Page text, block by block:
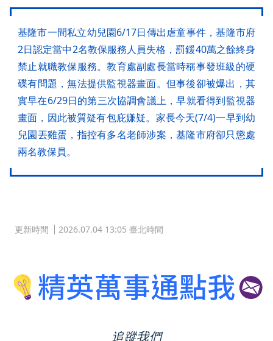
基隆市一間私立幼兒園6/17日傳出虐童事件，基隆市府
2日認定當中2名教保服務人員失格，罰鍰40萬之餘終身
禁止就職教保服務。教育處副處長當時稱事發班級的硬
碟有問題，無法提供監視器畫面。但事後卻被爆出，其
實早在6/29日的第三次協調會議上，早就看得到監視器
畫面，因此被質疑有包庇嫌疑。家長今天(7/4)一早到幼
兒園丟雞蛋，指控有多名老師涉案，基隆市府卻只懲處
兩名教保員。
更新時間 2026.07.04 13:05 臺北時間
追蹤我們